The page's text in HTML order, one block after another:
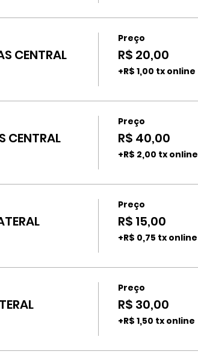
CENTRAL
Preço
R$ 20,00
+R$ 1,00 tx online
CENTRAL
Preço
R$ 40,00
+R$ 2,00 tx online
Preço
R$ 15,00
+R$ 0,75 tx online
Preço
R$ 30,00
+R$ 1,50 tx online